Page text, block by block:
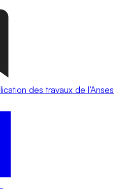
des travaux de l’Anses